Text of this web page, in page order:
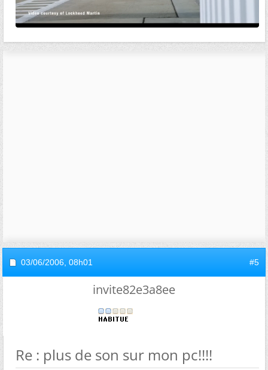
03/06/2006, 08h01 #5
invite82e3a8ee
Re : plus de son sur mon pc!!!!